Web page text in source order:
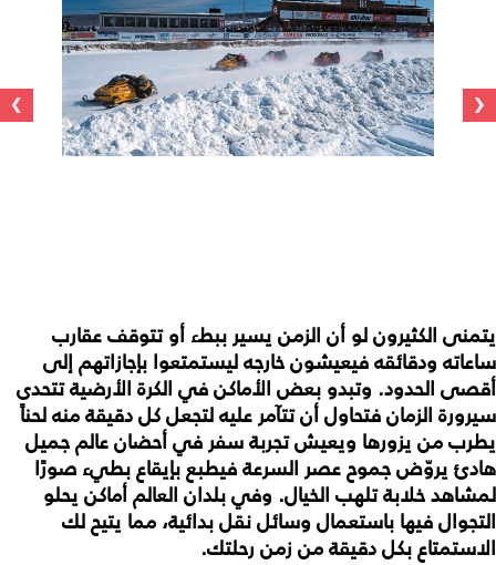
‹
›
يتمنى الكثيرون لو أن الزمن يسير ببطء أو تتوقف عقارب
ساعاته ودقائقه فيعيشون خارجه ليستمتعوا بإجازاتهم إلى
أقصى الحدود. وتبدو بعض الأماكن في الكرة الأرضية تتحدى
سيرورة الزمان فتحاول أن تتآمر عليه لتجعل كل دقيقة منه لحناً
يطرب من يزورها ويعيش تجربة سفر في أحضان عالم جميل
هادئ يروّض جموح عصر السرعة فيطبع بإيقاع بطيء صورًا
لمشاهد خلابة تلهب الخيال. وفي بلدان العالم أماكن يحلو
التجوال فيها باستعمال وسائل نقل بدائية، مما يتيح لك
الاستمتاع بكل دقيقة من زمن رحلتك.